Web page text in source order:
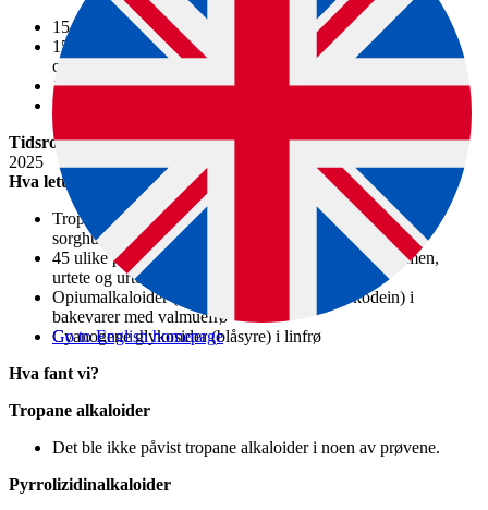
Go to English homepage
15 prøver av sorghum, teff og barnegrøt,
15 prøver av spisskummen, urtete og urtekrydder med
oregano,
10 prøver av bakevarer med valmuefrø og
10 linfrøprøver
Tidsrom
2025
Hva lette vi etter?
Tropane alkaloider, i form av atropin og skopolamin i
sorghum, teff og barnegrøt
45 ulike pyrrolizidinalkaloider i prøver av spisskummen,
urtete og urtekrydder med oregano
Opiumalkaloider (sum av morfin og (0.2 x) kodein) i
bakevarer med valmuefrø
Cyanogene glykosider (blåsyre) i linfrø
Hva fant vi?
Tropane alkaloider
Det ble ikke påvist tropane alkaloider i noen av prøvene.
Pyrrolizidinalkaloider